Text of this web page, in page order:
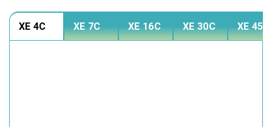
XE 4C XE 7C XE 16C XE 30C XE 45C